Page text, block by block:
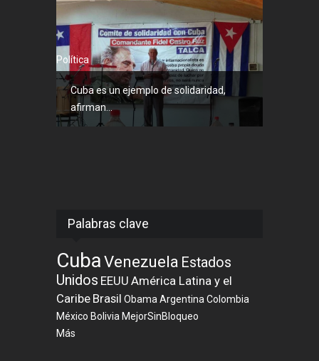
Política
Cuba es un ejemplo de solidaridad,
afirman...
Palabras clave
CubaVenezuela Estados
Unidos EEUU América Latina y el
Caribe Brasil Obama Argentina Colombia
México Bolivia MejorSinBloqueo
Más